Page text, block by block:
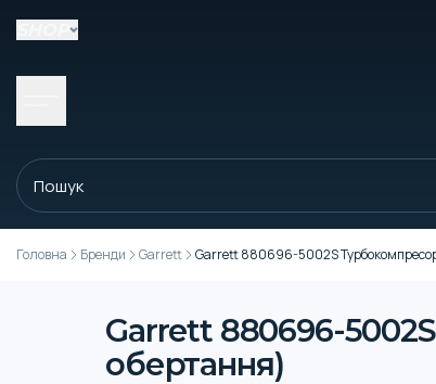
Головна Бренди Garrett Garrett 880696-5002S
Garrett 880696-
обертання)